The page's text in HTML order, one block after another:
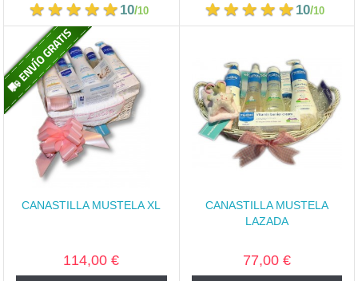
10/10 10/10
CANASTILLA MUSTELA XL
114,00 €
CANASTILLA MUSTELA
LAZADA
77,00 €